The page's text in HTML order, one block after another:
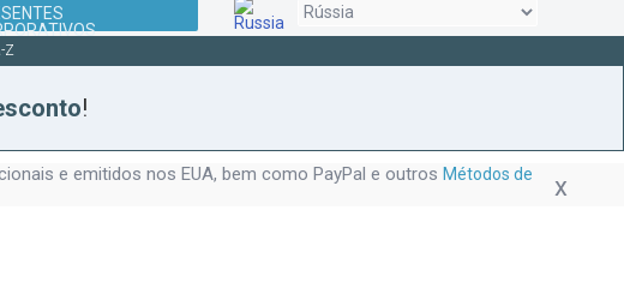
Z
!
e emitidos nos EUA, bem como PayPal e outros Métodos de